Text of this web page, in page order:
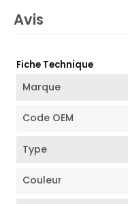
Avis
Fiche Technique
Marque
Code OEM
Type
Couleur